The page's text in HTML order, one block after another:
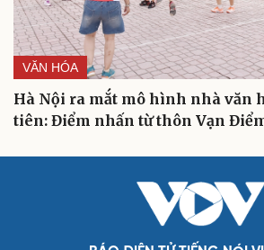
VĂN HÓA
Hà Nội ra mắt mô hình nhà văn
tiên: Điểm nhấn từ thôn Vạn